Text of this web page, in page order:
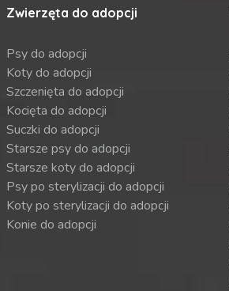
Zwierzęta do adopcji
Psy do adopcji
Koty do adopcji
Szczenięta do adopcji
Kocięta do adopcji
Suczki do adopcji
Starsze psy do adopcji
Starsze koty do adopcji
Psy po sterylizacji do adopcji
Koty po sterylizacji do adopcji
Konie do adopcji